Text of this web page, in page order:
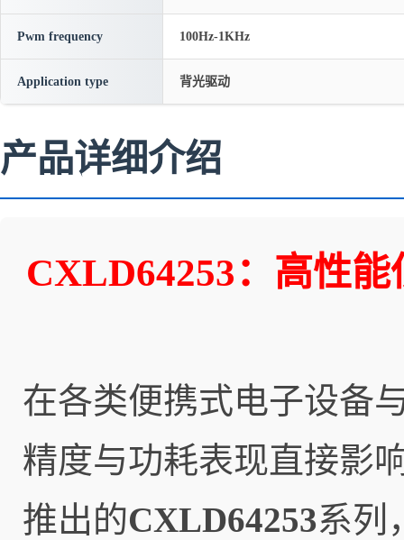
Pwm frequency 100Hz-1KHz
Application type 背光驱动
产品详细介绍
CXLD64253：高性
在各类便携式电子设备
精度与功耗表现直接影
推出的CXLD64253系列